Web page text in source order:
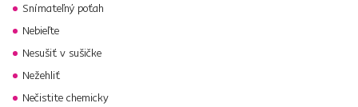
Snímateľný poťah
Nebieľte
Nesušiť v sušičke
Nežehliť
Nečistite chemicky